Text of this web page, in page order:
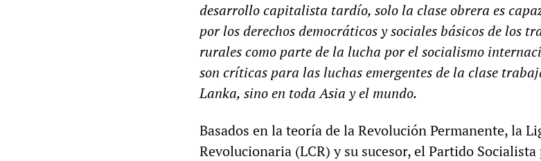
desarrollo capitalista tardío, solo la clase obrera es
por los derechos democráticos y sociales básicos de los
ruralescomo parte de la lucha por el socialismo
son críticas para las luchas emergentes de la clase
Lanka, sino en toda Asia y el mundo.
Basados en la teoría de la Revolución Permanente, la
Revolucionaria (LCR) y su sucesor, el Partido